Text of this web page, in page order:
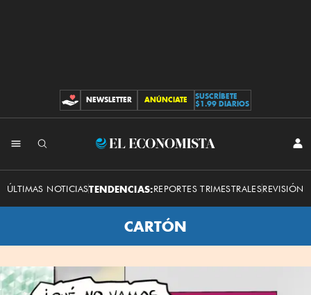
CONTRIBUCIONES
NEWSLETTER ANÚNCIATE
SUSCRÍBETE
$1.99 DIARIOS
El
ÚLTIMAS NOTICIASTENDENCIAS:REPORTES TRIMESTRALESREVISIÓN
CARTÓN